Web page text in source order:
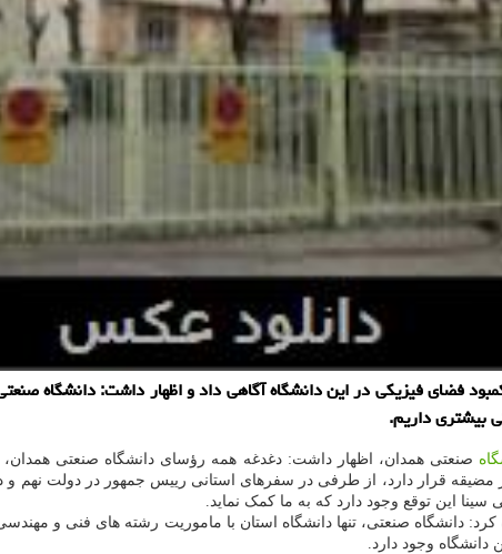
فضای فیزیکی در این دانشگاه آگاهی داد و اظهار داشت: دانشگاه
بیشتری داریم.
صنعتی همدان، اظهار داشت: دغدغه همه رؤسای دانشگاه صنعتی
قرار دارد، از طرفی در سفرهای استانی رییس جمهور در دولت نهم
این توقع وجود دارد که به ما کمک نماید.
فیزیکی این دانشگاه ۱.۳ هکتار است، اشاره کرد: دانشگاه صنعتی، تنها دانشگاه استان با
وجود دارد.